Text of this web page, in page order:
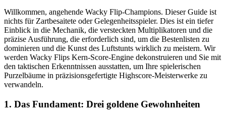
Willkommen, angehende Wacky Flip-Champions. Dieser Guide ist
nichts für Zartbesaitete oder Gelegenheitsspieler. Dies ist ein tiefer
Einblick in die Mechanik, die versteckten Multiplikatoren und die
präzise Ausführung, die erforderlich sind, um die Bestenlisten zu
dominieren und die Kunst des Luftstunts wirklich zu meistern. Wir
werden Wacky Flips Kern-Score-Engine dekonstruieren und Sie mit
den taktischen Erkenntnissen ausstatten, um Ihre spielerischen
Purzelbäume in präzisionsgefertigte Highscore-Meisterwerke zu
verwandeln.
1. Das Fundament: Drei goldene Gewohnheiten